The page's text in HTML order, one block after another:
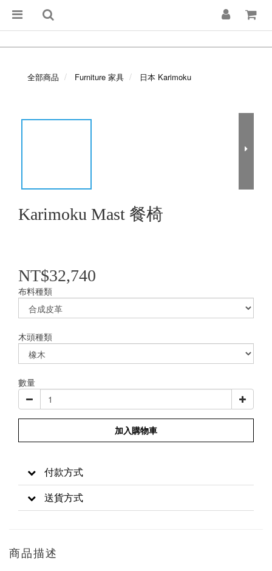
全部商品 Furniture 家具 日本 Karimoku
Karimoku Mast 餐椅
NT$32,740
布料種類
木頭種類
數量
加入購物車
付款方式
送貨方式
商品描述